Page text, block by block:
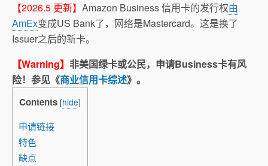
【2026.5 更新】 Amazon Business 信用卡的发行权由
AmEx变成US Bank了，网络是Mastercard。这是换了
Issuer之后的新卡。
【Warning】 非美国绿卡或公民，申请Business卡有风
险！参见《商业信用卡综述》。
Contents [hide]
申请链接
特色
缺点